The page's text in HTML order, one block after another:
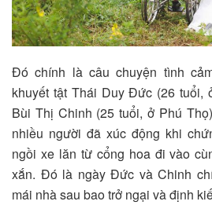
Đó chính là câu chuyện tình
khuyết tật Thái Duy Đức (26 tuổi,
Bùi Thị Chinh (25 tuổi, ở Phú
nhiều người đã xúc động khi
ngồi xe lăn từ cổng hoa đi vào
xắn. Đó là ngày Đức và Chinh
mái nhà sau bao trở ngại và định